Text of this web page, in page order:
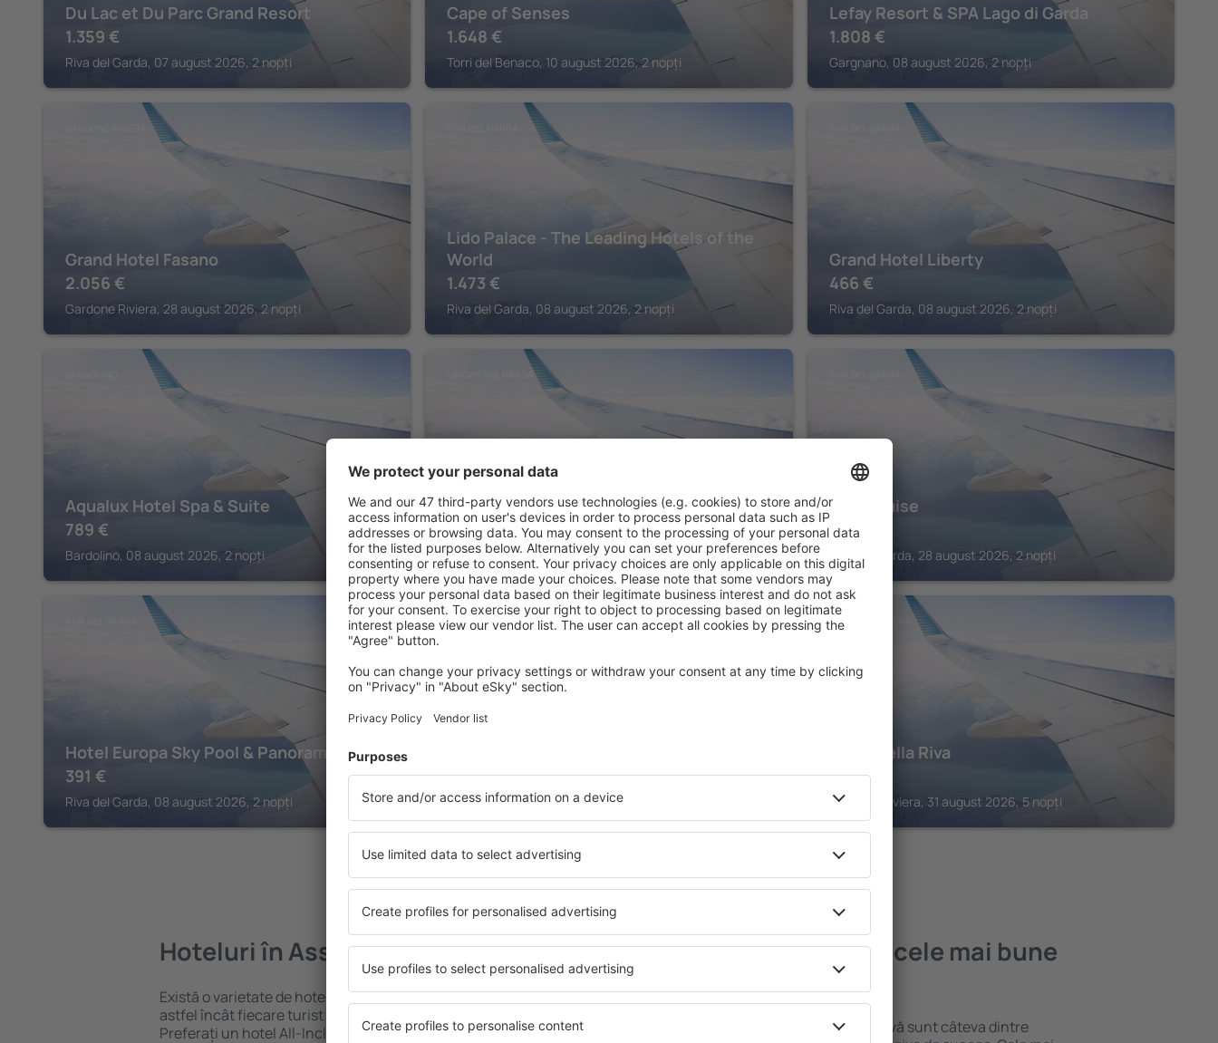
Du Lac et Du Parc Grand Resort
1.359 €
Riva del Garda, 07 august 2026, 2 nopți
Cape of Senses
1.648 €
Torri del Benaco, 10 august 2026, 2 nopți
Lefay Resort & SPA Lago di Garda
1.808 €
Gargnano, 08 august 2026, 2 nopți
Grand Hotel Fasano
2.056 €
Gardone Riviera, 28 august 2026, 2 nopți
Lido Palace - The Leading Hotels of the
World
1.473 €
Riva del Garda, 08 august 2026, 2 nopți
Grand Hotel Liberty
466 €
Riva del Garda, 08 august 2026, 2 nopți
Aqualux Hotel Spa & Suite
789 €
Bardolino, 08 august 2026, 2 nopți
LIMONE SUL GARDA
EALA My Lakeside Dream – Adults Only
3.871€
Limone sul Garda, 01 septembrie 2026, 5 nopți
Hotel Luise
661
Riva del Garda, 28 august 2026, 2 nopți
Hotel Europa Sky Pool & Panorama
391 €
Riva del Garda, 08 august 2026, 2 nopți
RIVA DEL GARDA
1.418€
Riva del Garda, 31 august 2026, 5 nopți
GARDONE RIVIERA
Hotel Bella Riva
2.618
Gardone Riviera, 31 august 2026, 5 nopți
Vedeți mai multe hoteluri în Assenza di Brenzone
Hoteluri în Assenza di Brenzone
Există o varietate de hoteluri disponibile în Assenza di Brenzone,
astfel încât fiecare turist poate găsi cazare potrivită nevoilor sale.
Preferați un hotel All-Inclusive cu standarde ȋnalte sau preferați
Assenza di Brenzone – cele mai bune
hoteluri
O varietate de servicii și o locație atractivă sunt câteva dintre